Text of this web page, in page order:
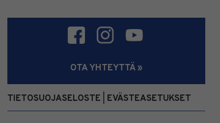
OTA YHTEYTTÄ »
TIETOSUOJASELOSTE EVÄSTEASETUKSET